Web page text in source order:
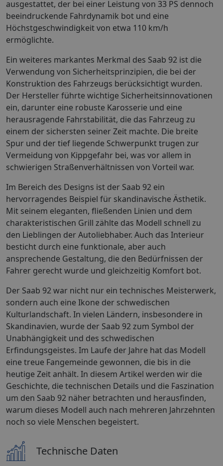
ausgestattet, der bei einer Leistung von 33 PS dennoch
beeindruckende Fahrdynamik bot und eine
Höchstgeschwindigkeit von etwa 110 km/h
ermöglichte.
Ein weiteres markantes Merkmal des Saab 92 ist die
Verwendung von Sicherheitsprinzipien, die bei der
Konstruktion des Fahrzeugs berücksichtigt wurden.
Der Hersteller führte wichtige Sicherheitsinnovationen
ein, darunter eine robuste Karosserie und eine
herausragende Fahrstabilität, die das Fahrzeug zu
einem der sichersten seiner Zeit machte. Die breite
Spur und der tief liegende Schwerpunkt trugen zur
Vermeidung von Kippgefahr bei, was vor allem in
schwierigen Straßenverhältnissen von Vorteil war.
Im Bereich des Designs ist der Saab 92 ein
hervorragendes Beispiel für skandinavische Ästhetik.
Mit seinem eleganten, fließenden Linien und dem
charakteristischen Grill zählte das Modell schnell zu
den Lieblingen der Autoliebhaber. Auch das Interieur
besticht durch eine funktionale, aber auch
ansprechende Gestaltung, die den Bedürfnissen der
Fahrer gerecht wurde und gleichzeitig Komfort bot.
Der Saab 92 war nicht nur ein technisches Meisterwerk,
sondern auch eine Ikone der schwedischen
Kulturlandschaft. In vielen Ländern, insbesondere in
Skandinavien, wurde der Saab 92 zum Symbol der
Unabhängigkeit und des schwedischen
Erfindungsgeistes. Im Laufe der Jahre hat das Modell
eine treue Fangemeinde gewonnen, die bis in die
heutige Zeit anhält. In diesem Artikel werden wir die
Geschichte, die technischen Details und die Faszination
um den Saab 92 näher betrachten und herausfinden,
warum dieses Modell auch nach mehreren Jahrzehnten
noch so viele Menschen begeistert.
Technische Daten